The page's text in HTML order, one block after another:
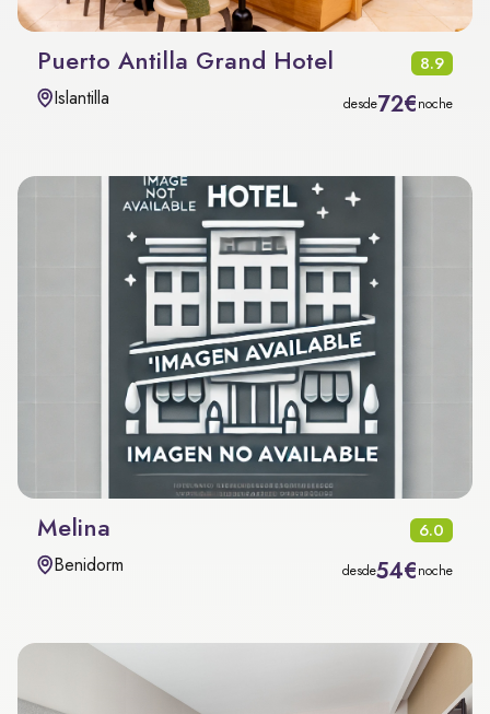
Puerto Antilla Grand Hotel 8.9
Islantilla desde72€noche
Melina 6.0
Benidorm desde54€noche